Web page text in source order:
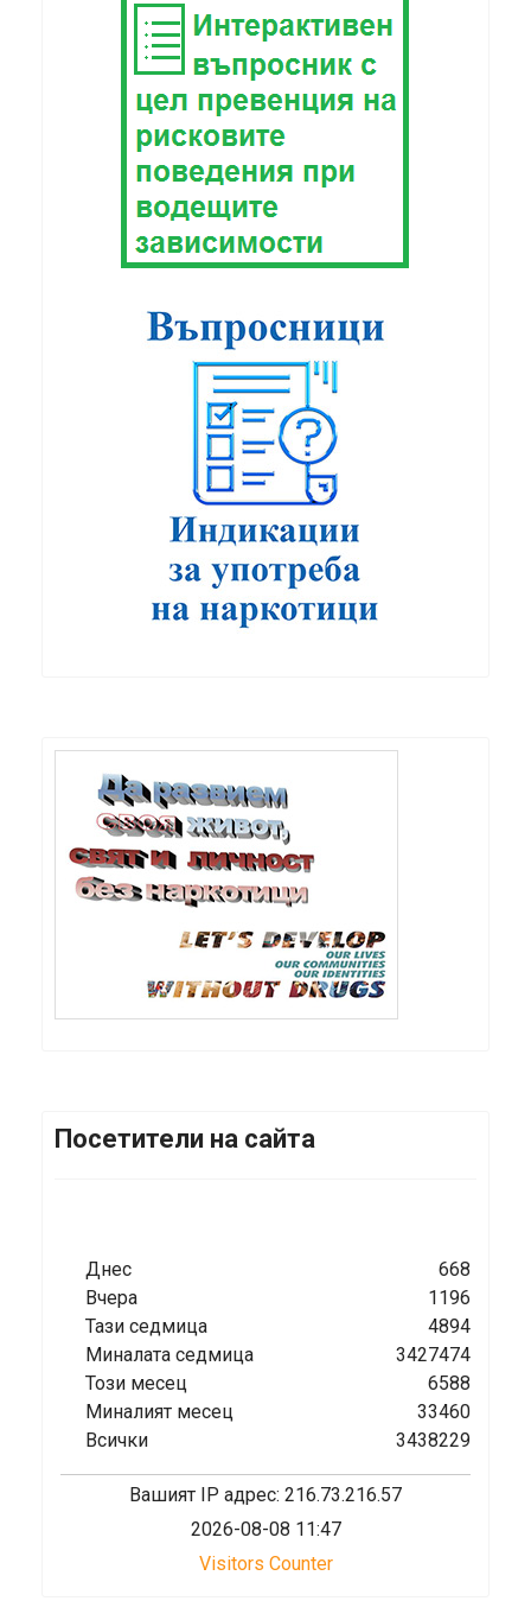
Посетители на сайта
Днес
Вчера
Тази седмица
Миналата седмица
Този месец
Миналият месец
Всички
668
1196
4894
3427474
6588
33460
3438229
Вашият IP адрес: 216.73.216.57
2026-08-08 11:47
Visitors Counter